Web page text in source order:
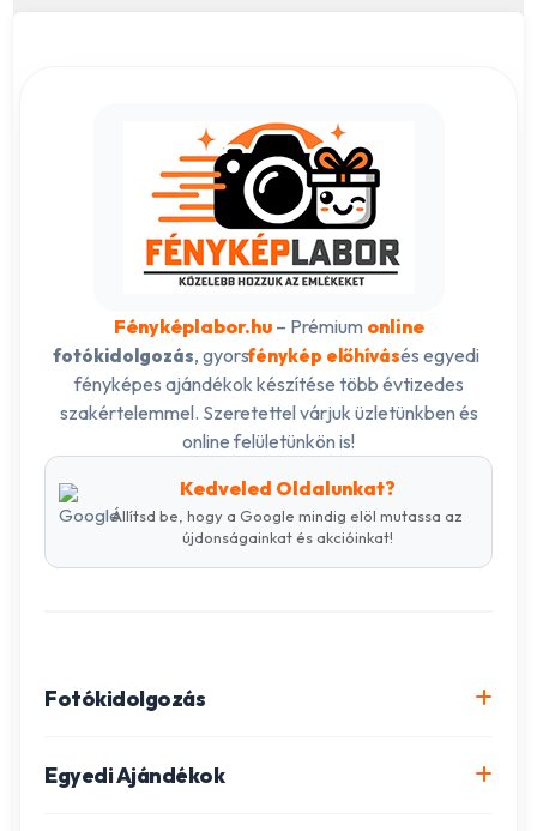
Fényképlabor.hu– Prémium online
fotókidolgozás, gyorsfénykép előhívásés egyedi
fényképes ajándékok készítése több évtizedes
szakértelemmel. Szeretettel várjuk üzletünkben és
online felületünkön is!
Kedveled Oldalunkat?
Állítsd be, hogy a Google mindig elöl mutassa az
újdonságainkat és akcióinkat!
Fotókidolgozás
Egyedi Ajándékok